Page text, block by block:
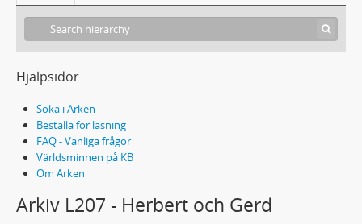
Hjälpsidor
Söka i Arken
Beställa för läsning
FAQ - Vanliga frågor
Världsminnen på KB
Om Arken
Arkiv L207 - Herbert och Gerd